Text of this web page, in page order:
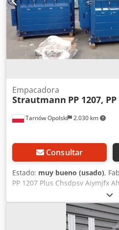
Tarnów Opolski 2.030 km
Empacadora
Strautmann PP 1207,
Consultar
Estado: muy bueno (usado),
PP 1207 Plus Chsdpsv Aiymjfx
(LxAnxAl): 1200 x 1100 x 730
400 - 500 kg Dimensiones
x 3079 mm Altura de
llenado: 1190 x 600 mm Fuerza